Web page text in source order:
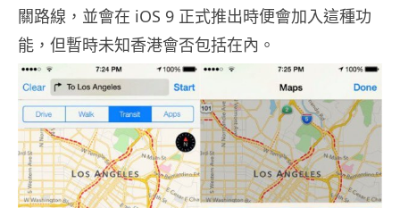
關路線，並會在 iOS 9 正式推出時便會加入這種功
能，但暫時未知香港會否包括在內。